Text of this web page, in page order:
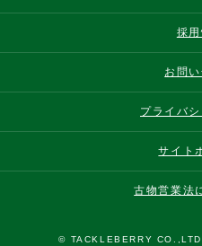
採
お問
プライバ
サイト
古物営業法
© TACKLEBERRY